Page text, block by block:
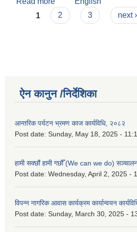
Pages
1 2 3 next ›
ऐन कानुन /निर्देशिका
आन्तरिक पर्यटन भ्रमण काज कार्यविधि, २०८२
Post date: Sunday, May 18, 2025 -
हामी सक्छौं हामी गछौँ (We can we do) सञ्चालन
Post date: Wednesday, April 2, 2025 -
विपन्न नागरिक आवास कार्यक्रम कार्यान्वयन
Post date: Sunday, March 30, 2025 -